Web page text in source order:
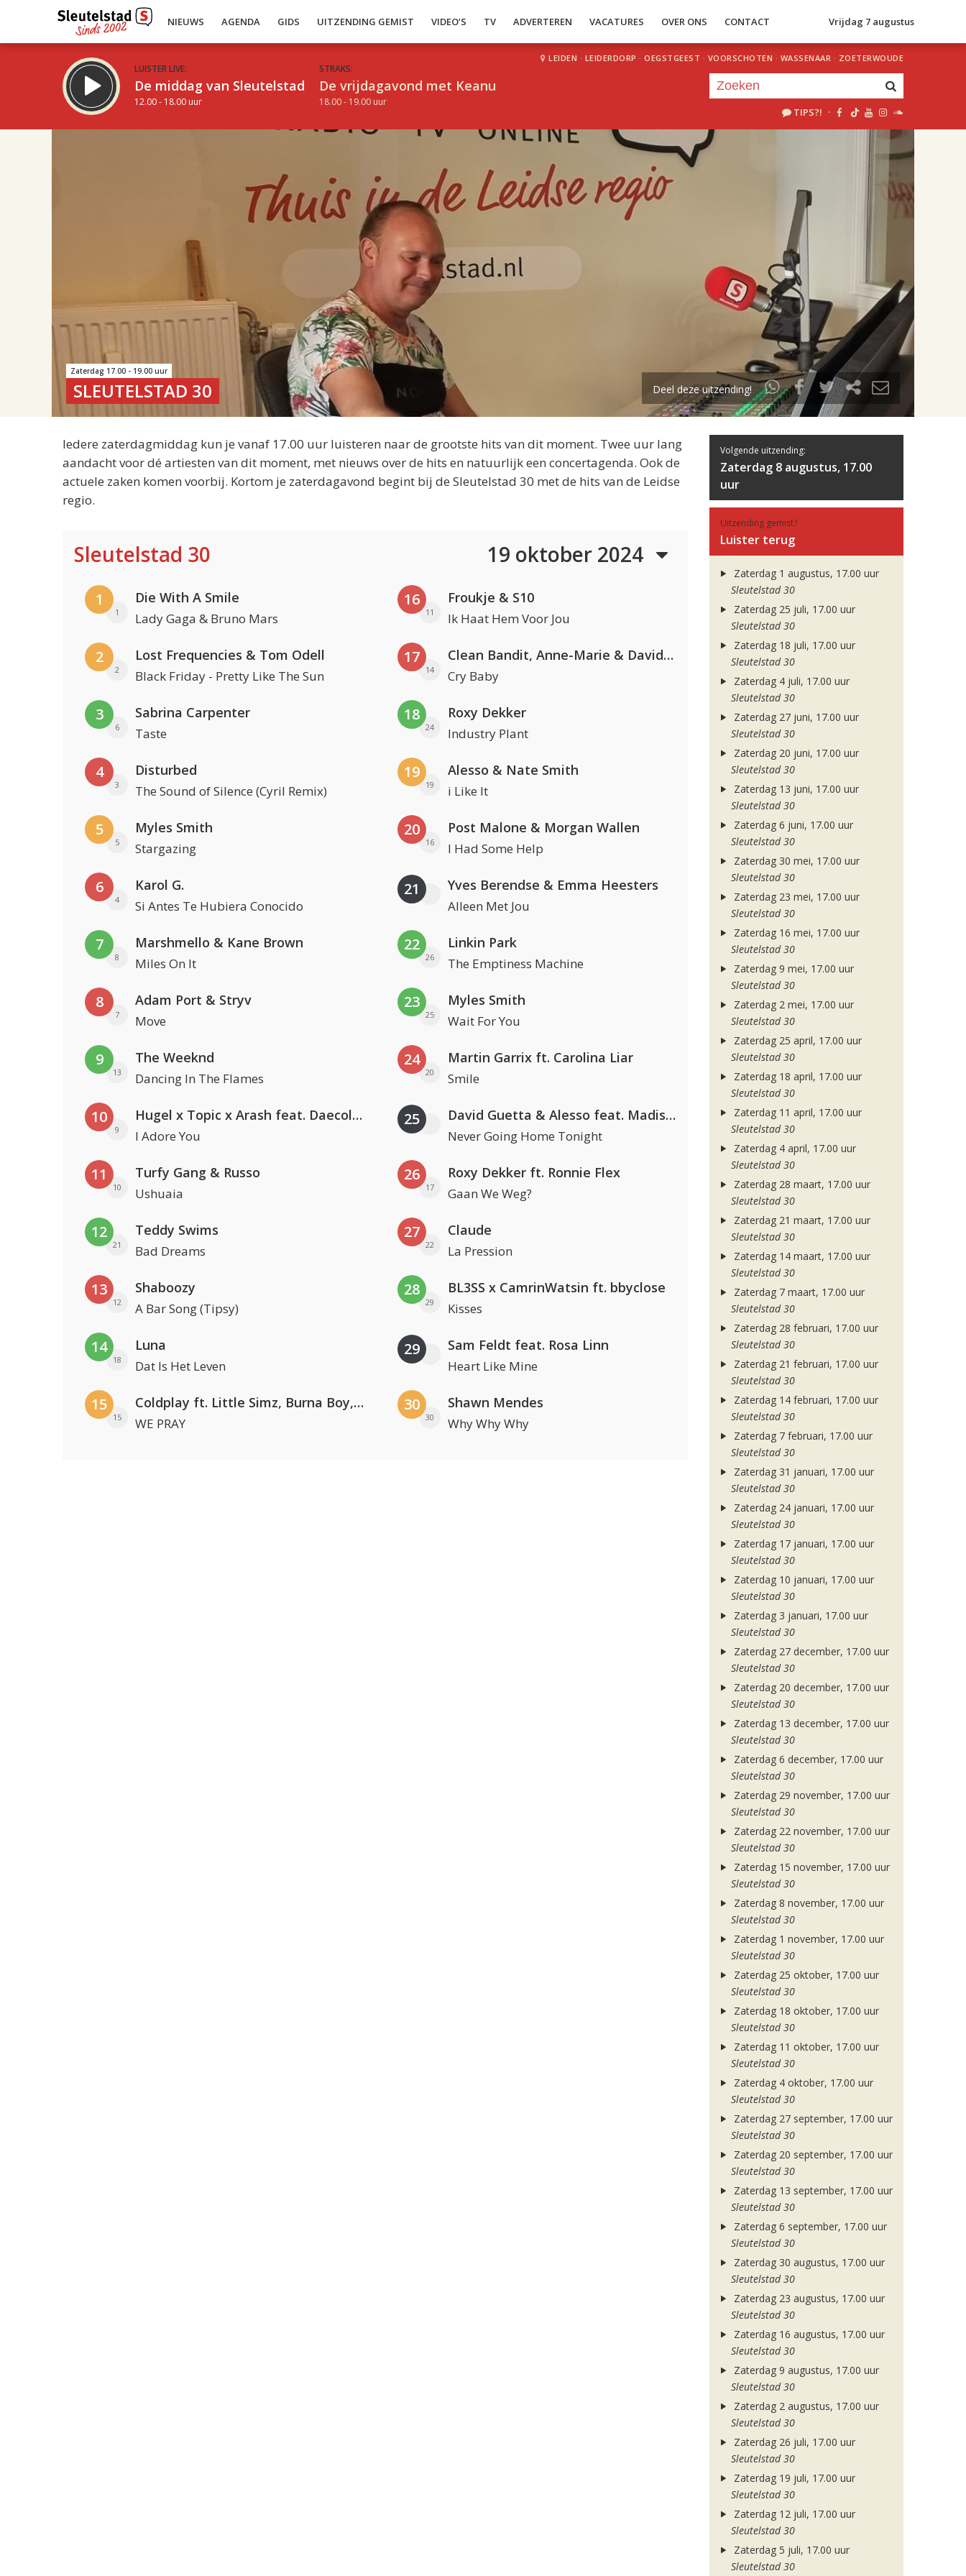
NIEUWS AGENDA GIDS UITZENDING GEMIST VIDEO’S TV ADVERTEREN VACATURES OVER ONS CONTACT Vrijdag 7 augustus
LUISTER LIVE:
De middag van Sleutelstad
12.00 - 18.00 uur
STRAKS:
De vrijdagavond met Keanu
18.00 - 19.00 uur
LEIDEN · LEIDERDORP · OEGSTGEEST · VOORSCHOTEN · WASSENAAR · ZOETERWOUDE
TIPS?! ·
uur 1 van 2
Volgend uur
Zaterdag 17.00 - 19.00 uur
SLEUTELSTAD 30 Deel deze uitzending!
Iedere zaterdagmiddag kun je vanaf 17.00 uur luisteren naar de grootste hits van dit moment. Twee uur lang
aandacht voor dé artiesten van dit moment, met nieuws over de hits en natuurlijk een concertagenda. Ook de
actuele zaken komen voorbij. Kortom je zaterdagavond begint bij de Sleutelstad 30 met de hits van de Leidse
regio.
Sleutelstad 30 19 oktober 2024
1
1
Die With A Smile
Lady Gaga & Bruno Mars
2
2
Lost Frequencies & Tom Odell
Black Friday - Pretty Like The Sun
3
6
Sabrina Carpenter
Taste
4
3
Disturbed
The Sound of Silence (Cyril Remix)
5
5
Myles Smith
Stargazing
6
4
Karol G.
Si Antes Te Hubiera Conocido
7
8
Marshmello & Kane Brown
Miles On It
8
7
Adam Port & Stryv
Move
9
13
The Weeknd
Dancing In The Flames
10
9
Hugel x Topic x Arash feat. Daecolm
I Adore You
11
10
Turfy Gang & Russo
Ushuaia
12
21
Teddy Swims
Bad Dreams
13
12
Shaboozy
A Bar Song (Tipsy)
14
18
Luna
Dat Is Het Leven
15
15
Coldplay ft. Little Simz, Burna Boy, Elyanna & Tini
WE PRAY
16
11
Froukje & S10
Ik Haat Hem Voor Jou
17
14
Clean Bandit, Anne-Marie & David Guetta
Cry Baby
18
24
Roxy Dekker
Industry Plant
19
19
Alesso & Nate Smith
i Like It
20
16
Post Malone & Morgan Wallen
I Had Some Help
21 Yves Berendse & Emma Heesters
Alleen Met Jou
22
26
Linkin Park
The Emptiness Machine
23
25
Myles Smith
Wait For You
24
20
Martin Garrix ft. Carolina Liar
Smile
25 David Guetta & Alesso feat. Madison Love
Never Going Home Tonight
26
17
Roxy Dekker ft. Ronnie Flex
Gaan We Weg?
27
22
Claude
La Pression
28
29
BL3SS x CamrinWatsin ft. bbyclose
Kisses
29 Sam Feldt feat. Rosa Linn
Heart Like Mine
30
30
Shawn Mendes
Why Why Why
Volgende uitzending:
Zaterdag 8 augustus, 17.00
uur
Uitzending gemist?
Luister terug
Zaterdag 1 augustus, 17.00 uur
Sleutelstad 30
Zaterdag 25 juli, 17.00 uur
Sleutelstad 30
Zaterdag 18 juli, 17.00 uur
Sleutelstad 30
Zaterdag 4 juli, 17.00 uur
Sleutelstad 30
Zaterdag 27 juni, 17.00 uur
Sleutelstad 30
Zaterdag 20 juni, 17.00 uur
Sleutelstad 30
Zaterdag 13 juni, 17.00 uur
Sleutelstad 30
Zaterdag 6 juni, 17.00 uur
Sleutelstad 30
Zaterdag 30 mei, 17.00 uur
Sleutelstad 30
Zaterdag 23 mei, 17.00 uur
Sleutelstad 30
Zaterdag 16 mei, 17.00 uur
Sleutelstad 30
Zaterdag 9 mei, 17.00 uur
Sleutelstad 30
Zaterdag 2 mei, 17.00 uur
Sleutelstad 30
Zaterdag 25 april, 17.00 uur
Sleutelstad 30
Zaterdag 18 april, 17.00 uur
Sleutelstad 30
Zaterdag 11 april, 17.00 uur
Sleutelstad 30
Zaterdag 4 april, 17.00 uur
Sleutelstad 30
Zaterdag 28 maart, 17.00 uur
Sleutelstad 30
Zaterdag 21 maart, 17.00 uur
Sleutelstad 30
Zaterdag 14 maart, 17.00 uur
Sleutelstad 30
Zaterdag 7 maart, 17.00 uur
Sleutelstad 30
Zaterdag 28 februari, 17.00 uur
Sleutelstad 30
Zaterdag 21 februari, 17.00 uur
Sleutelstad 30
Zaterdag 14 februari, 17.00 uur
Sleutelstad 30
Zaterdag 7 februari, 17.00 uur
Sleutelstad 30
Zaterdag 31 januari, 17.00 uur
Sleutelstad 30
Zaterdag 24 januari, 17.00 uur
Sleutelstad 30
Zaterdag 17 januari, 17.00 uur
Sleutelstad 30
Zaterdag 10 januari, 17.00 uur
Sleutelstad 30
Zaterdag 3 januari, 17.00 uur
Sleutelstad 30
Zaterdag 27 december, 17.00 uur
Sleutelstad 30
Zaterdag 20 december, 17.00 uur
Sleutelstad 30
Zaterdag 13 december, 17.00 uur
Sleutelstad 30
Zaterdag 6 december, 17.00 uur
Sleutelstad 30
Zaterdag 29 november, 17.00 uur
Sleutelstad 30
Zaterdag 22 november, 17.00 uur
Sleutelstad 30
Zaterdag 15 november, 17.00 uur
Sleutelstad 30
Zaterdag 8 november, 17.00 uur
Sleutelstad 30
Zaterdag 1 november, 17.00 uur
Sleutelstad 30
Zaterdag 25 oktober, 17.00 uur
Sleutelstad 30
Zaterdag 18 oktober, 17.00 uur
Sleutelstad 30
Zaterdag 11 oktober, 17.00 uur
Sleutelstad 30
Zaterdag 4 oktober, 17.00 uur
Sleutelstad 30
Zaterdag 27 september, 17.00 uur
Sleutelstad 30
Zaterdag 20 september, 17.00 uur
Sleutelstad 30
Zaterdag 13 september, 17.00 uur
Sleutelstad 30
Zaterdag 6 september, 17.00 uur
Sleutelstad 30
Zaterdag 30 augustus, 17.00 uur
Sleutelstad 30
Zaterdag 23 augustus, 17.00 uur
Sleutelstad 30
Zaterdag 16 augustus, 17.00 uur
Sleutelstad 30
Zaterdag 9 augustus, 17.00 uur
Sleutelstad 30
Zaterdag 2 augustus, 17.00 uur
Sleutelstad 30
Zaterdag 26 juli, 17.00 uur
Sleutelstad 30
Zaterdag 19 juli, 17.00 uur
Sleutelstad 30
Zaterdag 12 juli, 17.00 uur
Sleutelstad 30
Zaterdag 5 juli, 17.00 uur
Sleutelstad 30